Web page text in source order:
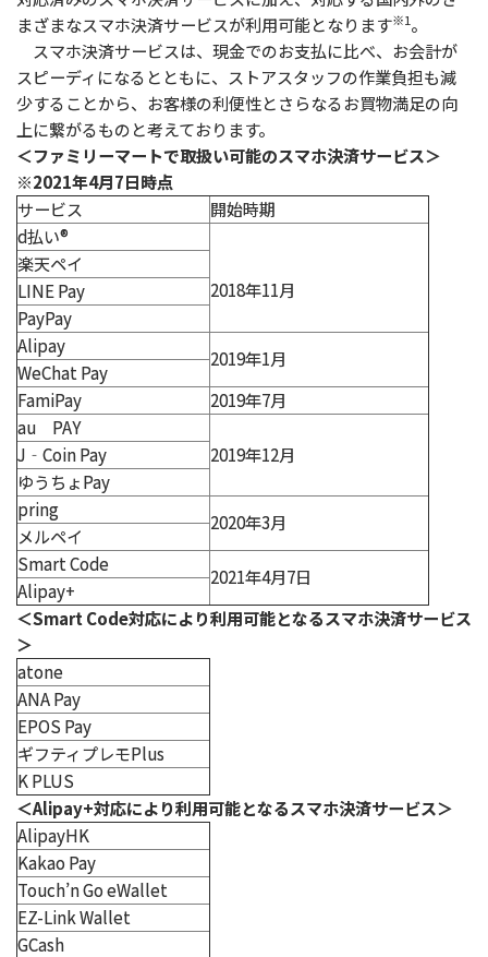
まざまなスマホ決済サービスが利用可能となります※1。
スマホ決済サービスは、現金でのお支払に比べ、お会計が
スピーディになるとともに、ストアスタッフの作業負担も減
少することから、お客様の利便性とさらなるお買物満足の向
上に繋がるものと考えております。
＜ファミリーマートで取扱い可能のスマホ決済サービス＞
※2021年4月7日時点
サービス
開始時期
d払い®
2018年11月
楽天ペイ
LINE Pay
PayPay
Alipay
2019年1月
WeChat Pay
FamiPay
2019年7月
au PAY
2019年12月
J‐Coin Pay
ゆうちょPay
pring
2020年3月
メルペイ
Smart Code
2021年4月7日
Alipay+
＜Smart Code対応により利用可能となるスマホ決済サービス
＞
atone
ANA Pay
EPOS Pay
ギフティプレモPlus
K PLUS
＜Alipay+対応により利用可能となるスマホ決済サービス＞
AlipayHK
Kakao Pay
Touch’n Go eWallet
EZ-Link Wallet
GCash